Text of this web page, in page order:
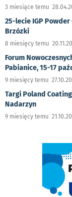
3 miesiące temu
25-lecie IGP
Brzózki
8 miesięcy temu
Forum
Pabianice, 15-17
9 miesięcy temu
Targi Poland
Nadarzyn
9 miesięcy temu